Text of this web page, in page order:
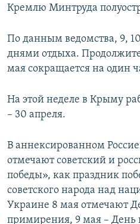
Кремлю Минтруда
По данным ведомства, 9,
днями отдыха.
мая сокращается на один
На этой неделе в Крыму
– 30 апреля.
В аннексированном
отмечают советский и
победы», как праздник
советского народа над
Украине 8 мая отмечают
примирения, 9 мая – День